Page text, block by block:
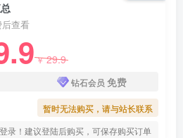
查看
￥29.9
钻石会员 免费
暂时无法购买，请与站长联系
录！建议登陆后购买，可保存购买订单